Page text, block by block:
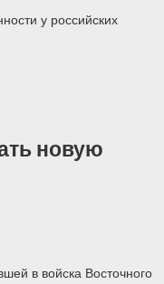
у российских
новую
в войска Восточного